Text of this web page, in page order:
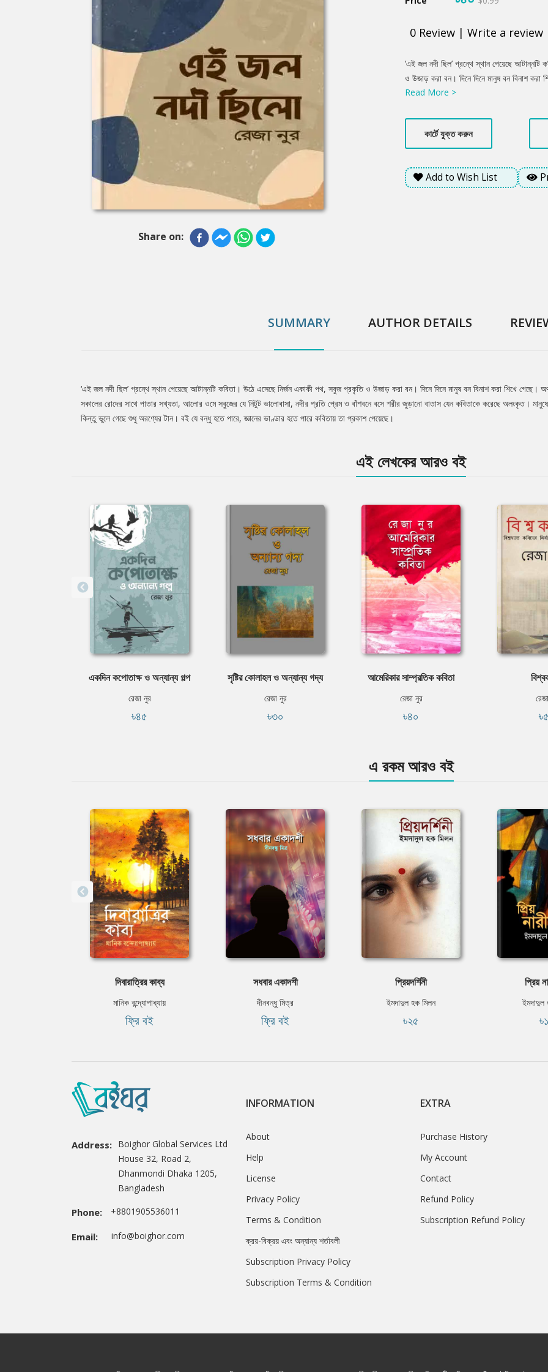
Share on:
0 Review | Write a review
Product
Summery
‘এই জল নদী ছিল’ গ্রন্থে স্থান পেয়েছে
ও উজাড় করা বন। দিনে দিনে মানুষ বন বিনাশ
এখনো তা বুঝে উঠতে পারেনি। সকালের রোদের
মানুষের পায়ের আওয়াজ পাওয়া যায় দূরে কোথাও,
টান। বই যে বন্ধু হতে পারে, জ্ঞানের ভাণ্ডার হতে
Read More >
কার্টে যুক্ত করুন
Add to Wish List
SUMMARY AUTHOR DETAILS
Tab
‘এই জল নদী ছিল’ গ্রন্থে স্থান পেয়েছে আটান্নটি কবিতা। উঠে এসেছে নির্জন একাকী পথ, সবুজ প্রকৃতি ও উজাড় করা বন। দিনে দিনে মানুষ বন বিনাশ করা শিখে
সকালের রোদের সাথে পাতার সখ্যতা, আলোর ওমে সবুজের যে নিটুট ভালোবাসা, নদীর প্রতি প্রেম ও বাঁশবনে বসে শরীর জুড়ানো বাতাস যেন কবিতাকে করেছে অলংকৃত।
কিন্তু ভুলে গেছে শুধু অরণ্যের টান। বই যে বন্ধু হতে পারে, জ্ঞানের ভাণ্ডার হতে পারে কবিতায় তা প্রকাশ পেয়েছে।
এই লেখকের আরও বই
একদিন কপোতাক্ষ ও অন্যান্য গল্প
রেজা নুর
৳৪৫
সৃষ্টির কোলাহল ও অন্যান্য গদ্য
রেজা নুর
৳৩০
আমেরিকার সাম্প্রতিক কবিতা
রেজা নুর
৳৪০
এ রকম আরও বই
দিবারাত্রির কাব্য
মানিক বন্দ্যোপাধ্যায়
ফ্রি বই
সধবার একাদশী
দীনবন্ধু মিত্র
ফ্রি বই
প্রিয়দর্শিনী
ইমদাদুল হক মিলন
৳২৫
প্রিয়
ইমদাদুল
Address: Boighor Global Services Ltd
House 32, Road 2,
Dhanmondi Dhaka 1205,
Bangladesh
Phone: +8801905536011
Email: info@boighor.com
INFORMATION
About
Help
License
Privacy Policy
Terms & Condition
ক্রয়-বিক্রয় এবং অন্যান্য শর্তাবলী
Subscription Privacy Policy
Subscription Terms & Condition
EXTRA
Purchase History
My Account
Contact
Refund Policy
Subscription Refund Policy